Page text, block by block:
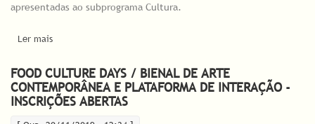
apresentadas ao subprograma Cultura.
Ler mais
FOOD CULTURE DAYS / BIENAL DE ARTE
CONTEMPORÂNEA E PLATAFORMA DE INTERAÇÃO -
INSCRIÇÕES ABERTAS